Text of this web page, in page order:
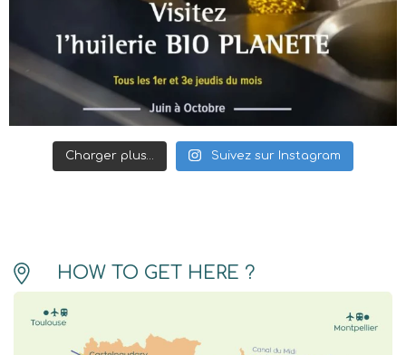
Charger plus… Suivez sur Instagram
HOW TO GET HERE ?